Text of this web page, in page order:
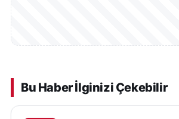
Bu Haber İlginizi Çekebilir